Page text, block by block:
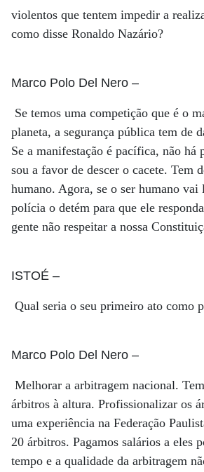
violentos que tentem impedir a
como disse Ronaldo Nazário?
Marco Polo Del Nero –
Se temos uma competição que é o
planeta, a segurança pública tem de
Se a manifestação é pacífica, não há
sou a favor de descer o cacete. Tem
humano. Agora, se o ser humano vai
polícia o detém para que ele
gente não respeitar a nossa
ISTOÉ –
Qual seria o seu primeiro ato como
Marco Polo Del Nero –
Melhorar a arbitragem nacional.
árbitros à altura. Profissionalizar os
uma experiência na Federação
20 árbitros. Pagamos salários a eles
tempo e a qualidade da arbitragem